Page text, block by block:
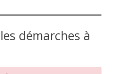
démarches à